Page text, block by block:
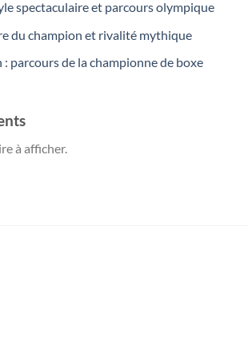
spectaculaire et parcours olympique
du champion et rivalité mythique
parcours de la championne de boxe
à afficher.